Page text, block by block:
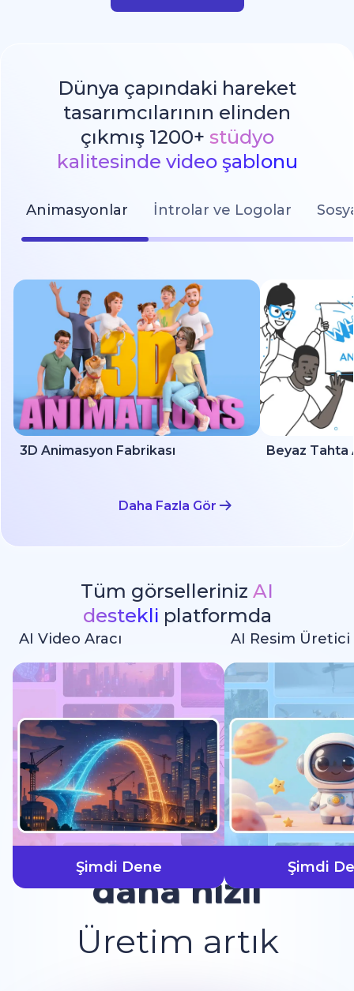
Dünya çapındaki hareket
tasarımcılarının elinden
çıkmış 1200+ stüdyo
kalitesinde video şablonu
Animasyonlar İntrolar ve Logolar
3D Animasyon Fabrikası Beyaz Tahta
Daha Fazla Gör
Tüm görselleriniz AI
destekli platformda
AI Video Aracı
Şimdi Dene
AI Resim Üretici
Şimdi
Üretim artık
daha hızlı